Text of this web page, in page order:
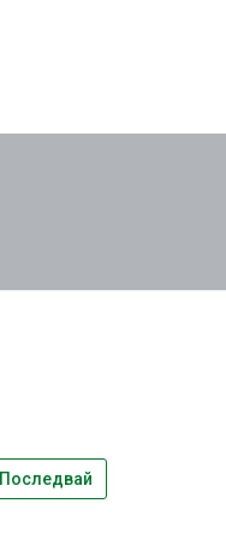
Последвай